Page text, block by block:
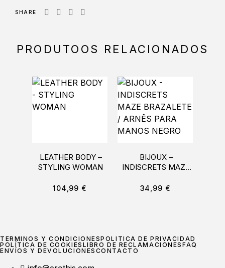
SHARE
PRODUTOOS RELACIONADOS
LEATHER BODY –
STYLING WOMAN
104,99 €
BIJOUX –
INDISCRETS MAZE
ARNÊS PARA
34,99 €
TÉRMINOS Y CONDICIONESPOLÍTICA DE PRIVACIDAD
POLÍTICA DE COOKIES LIBRO DE RECLAMACIONES FAQ
ENVÍOS Y DEVOLUCIONES CONTACTO